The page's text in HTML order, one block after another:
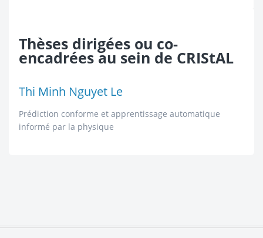
Thèses dirigées ou co-
encadrées au sein de CRIStAL
Thi Minh Nguyet Le
Prédiction conforme et apprentissage automatique
informé par la physique